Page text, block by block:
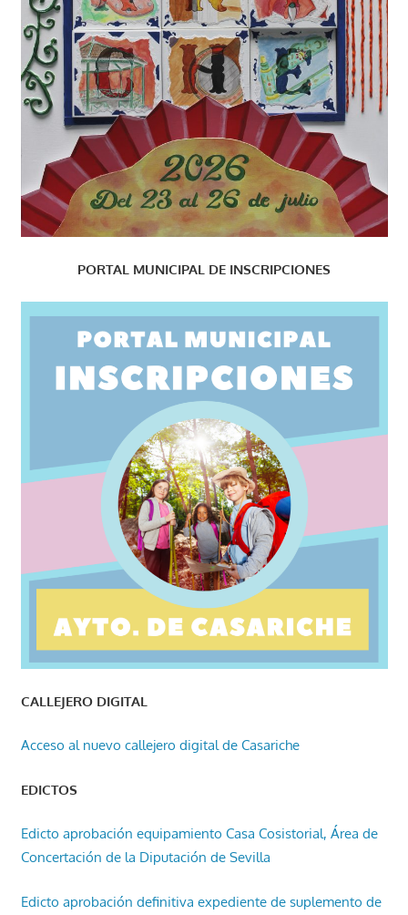
PORTAL MUNICIPAL DE INSCRIPCIONES
CALLEJERO DIGITAL
Acceso al nuevo callejero digital de Casariche
EDICTOS
Edicto aprobación equipamiento Casa Cosistorial, Área de
Concertación de la Diputación de Sevilla
Edicto aprobación definitiva expediente de suplemento de